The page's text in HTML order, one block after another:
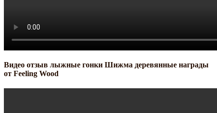
Видео отзыв лыжные гонки Шижма деревянные награды
от Feeling Wood